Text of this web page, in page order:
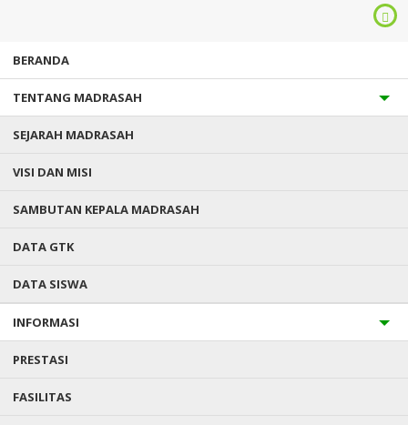
BERANDA
TENTANG MADRASAH
SEJARAH MADRASAH
VISI DAN MISI
SAMBUTAN KEPALA MADRASAH
DATA GTK
DATA SISWA
INFORMASI
PRESTASI
FASILITAS
ARSIP BULAN MAY 2026